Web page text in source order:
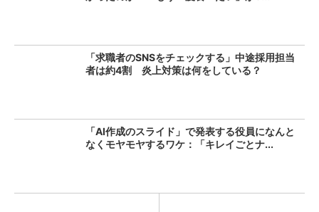
「求職者のSNSをチェックする」中途採用担当
者は約4割 炎上対策は何をしている？
「AI作成のスライド」で発表する役員になんと
なくモヤモヤするワケ：「キレイごとナ...